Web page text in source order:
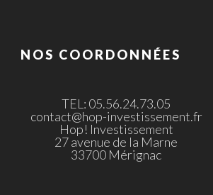
NOS COORDONNÉES
TEL: 05.56.24.73.05
contact@hop-investissement.fr
Hop! Investissement
27 avenue de la Marne
33700 Mérignac